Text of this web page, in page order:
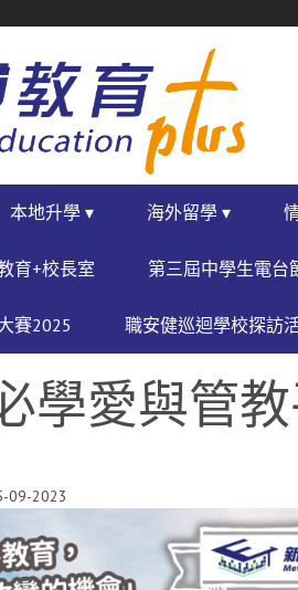
本地升學 ▾ 海外留學 ▾
育+校長室 第三屆中學生電台
賽2025 職安健巡迴學校探訪
學愛與管
09-2023